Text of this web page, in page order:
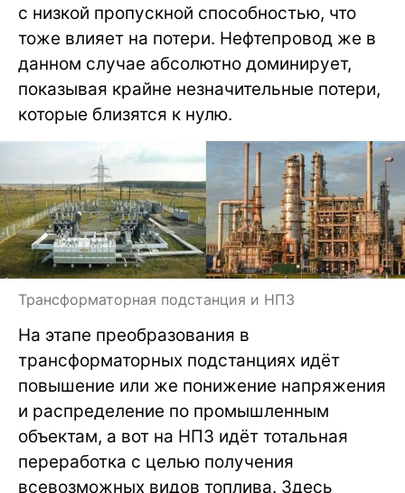
с низкой пропускной способностью, что
тоже влияет на потери. Нефтепровод же в
данном случае абсолютно доминирует,
показывая крайне незначительные потери,
которые близятся к нулю.
Трансформаторная подстанция и НПЗ
На этапе преобразования в
трансформаторных подстанциях идёт
повышение или же понижение напряжения
и распределение по промышленным
объектам, а вот на НПЗ идёт тотальная
переработка с целью получения
всевозможных видов топлива. Здесь